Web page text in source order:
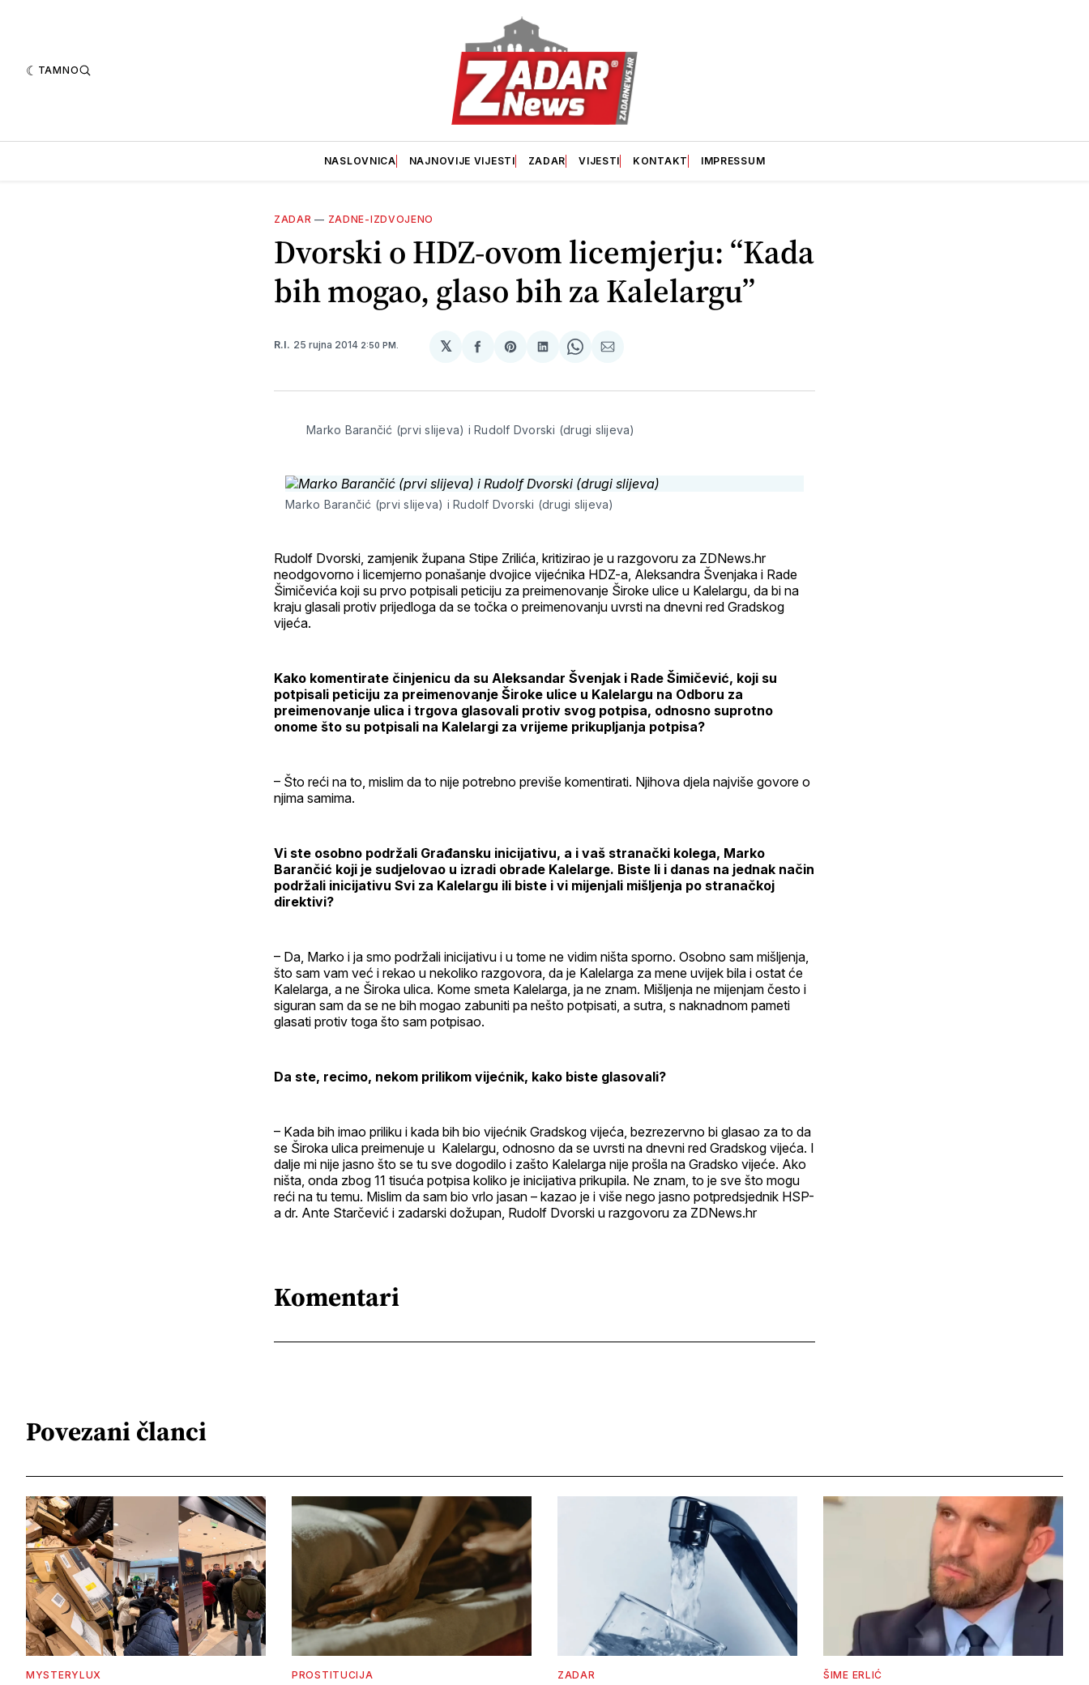
TAMNO
NASLOVNICA NAJNOVIJE VIJESTI ZADAR VIJESTI KONTAKT IMPRESSUM
ZADAR — ZADNE-IZDVOJENO
Dvorski o HDZ-ovom licemjerju: “Kada
bih mogao, glaso bih za Kalelargu”
R.I. 25 rujna 2014 2:50 PM. 𝕏
podijeli
Facebook
Sharepodijeli
LinkedIn
Sharepodijeli
maila
Marko Barančić (prvi slijeva) i Rudolf Dvorski (drugi slijeva)
Marko Barančić (prvi slijeva) i Rudolf Dvorski (drugi slijeva)
Rudolf Dvorski, zamjenik župana Stipe Zrilića, kritizirao je u razgovoru za ZDNews.hr
neodgovorno i licemjerno ponašanje dvojice vijećnika HDZ-a, Aleksandra Švenjaka i Rade
Šimičevića koji su prvo potpisali peticiju za preimenovanje Široke ulice u Kalelargu, da bi na
kraju glasali protiv prijedloga da se točka o preimenovanju uvrsti na dnevni red Gradskog
vijeća.
Kako komentirate činjenicu da su Aleksandar Švenjak i Rade Šimičević, koji su
potpisali peticiju za preimenovanje Široke ulice u Kalelargu na Odboru za
preimenovanje ulica i trgova glasovali protiv svog potpisa, odnosno suprotno
onome što su potpisali na Kalelargi za vrijeme prikupljanja potpisa?
– Što reći na to, mislim da to nije potrebno previše komentirati. Njihova djela najviše govore o
njima samima.
Vi ste osobno podržali Građansku inicijativu, a i vaš stranački kolega, Marko
Barančić koji je sudjelovao u izradi obrade Kalelarge. Biste li i danas na jednak način
podržali inicijativu Svi za Kalelargu ili biste i vi mijenjali mišljenja po stranačkoj
direktivi?
– Da, Marko i ja smo podržali inicijativu i u tome ne vidim ništa sporno. Osobno sam mišljenja,
što sam vam već i rekao u nekoliko razgovora, da je Kalelarga za mene uvijek bila i ostat će
Kalelarga, a ne Široka ulica. Kome smeta Kalelarga, ja ne znam. Mišljenja ne mijenjam često i
siguran sam da se ne bih mogao zabuniti pa nešto potpisati, a sutra, s naknadnom pameti
glasati protiv toga što sam potpisao.
Da ste, recimo, nekom prilikom vijećnik, kako biste glasovali?
– Kada bih imao priliku i kada bih bio vijećnik Gradskog vijeća, bezrezervno bi glasao za to da
se Široka ulica preimenuje u Kalelargu, odnosno da se uvrsti na dnevni red Gradskog vijeća. I
dalje mi nije jasno što se tu sve dogodilo i zašto Kalelarga nije prošla na Gradsko vijeće. Ako
ništa, onda zbog 11 tisuća potpisa koliko je inicijativa prikupila. Ne znam, to je sve što mogu
reći na tu temu. Mislim da sam bio vrlo jasan – kazao je i više nego jasno potpredsjednik HSP-
a dr. Ante Starčević i zadarski dožupan, Rudolf Dvorski u razgovoru za ZDNews.hr
Komentari
Povezani članci
MYSTERYLUX PROSTITUCIJA ZADAR ŠIME ERLIĆ